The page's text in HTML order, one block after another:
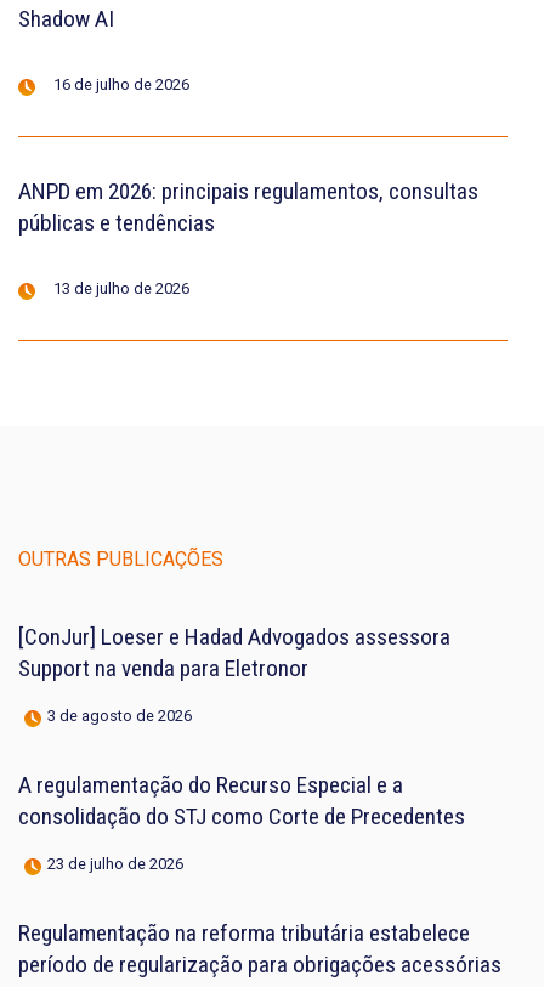
Shadow AI
16 de julho de 2026
ANPD em 2026: principais regulamentos, consultas
públicas e tendências
13 de julho de 2026
OUTRAS PUBLICAÇÕES
[ConJur] Loeser e Hadad Advogados assessora
Support na venda para Eletronor
3 de agosto de 2026
A regulamentação do Recurso Especial e a
consolidação do STJ como Corte de Precedentes
23 de julho de 2026
Regulamentação na reforma tributária estabelece
período de regularização para obrigações acessórias